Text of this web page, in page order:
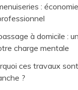
:
à domicile :
charge mentale
ces travaux
?